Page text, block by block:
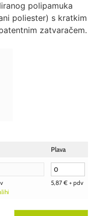
polipamuka
poliester) s kratkim
zatvaračem.
Plava
5,87 € + pdv